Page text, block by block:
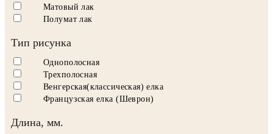
Матовый лак
Полумат лак
Тип рисунка
Однополосная
Трехполосная
Венгерская(классическая) елка
Французская елка (Шеврон)
Длина, мм.